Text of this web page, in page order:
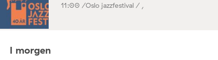
11:00 /Oslo jazzfestival / ,
I morgen